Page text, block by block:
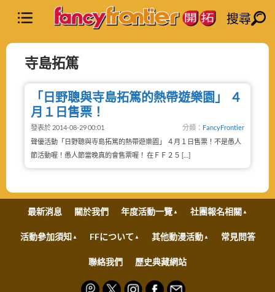
搜尋
寺島拓篤
「日野聰與寺島拓篤的熱帶遊樂園」 ４
月１日售票！
發表於 2014-08-29 00:01 分類： FancyFrontier
聲優活動「日野聰與寺島拓篤的熱帶遊樂園」 ４月１日售票！不是愚人
節活動喔！愚人節當晚真的會售票喔！ 在ＦＦ２５ […]
最新消息 關於我們 年度活動一覽 社團報名相關
活動參加須知 FFについて 其他動漫活動 常見問答
聯絡我們 歷史典藏網站